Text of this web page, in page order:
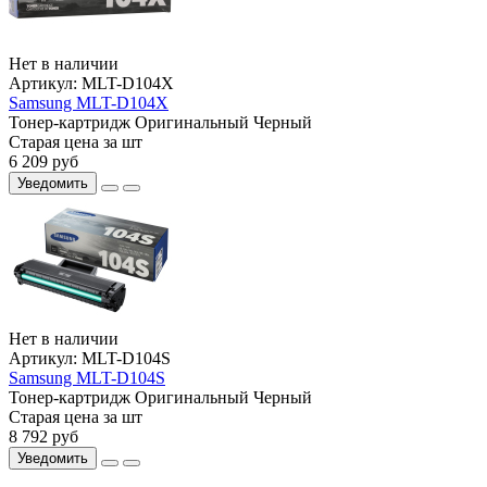
Нет в наличии
Артикул: MLT-D104X
Samsung MLT-D104X
Тонер-картридж Оригинальный Черный
Старая цена за шт
6 209 руб
Уведомить
Нет в наличии
Артикул: MLT-D104S
Samsung MLT-D104S
Тонер-картридж Оригинальный Черный
Старая цена за шт
8 792 руб
Уведомить